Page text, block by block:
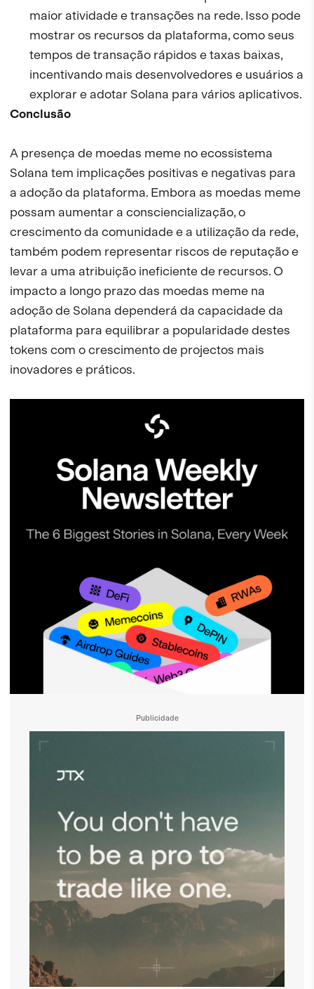
maior atividade e transações na rede. Isso pode
mostrar os recursos da plataforma, como seus
tempos de transação rápidos e taxas baixas,
incentivando mais desenvolvedores e usuários a
explorar e adotar Solana para vários aplicativos.
Conclusão
A presença de moedas meme no ecossistema
Solana tem implicações positivas e negativas para
a adoção da plataforma. Embora as moedas meme
possam aumentar a consciencialização, o
crescimento da comunidade e a utilização da rede,
também podem representar riscos de reputação e
levar a uma atribuição ineficiente de recursos. O
impacto a longo prazo das moedas meme na
adoção de Solana dependerá da capacidade da
plataforma para equilibrar a popularidade destes
tokens com o crescimento de projectos mais
inovadores e práticos.
Publicidade